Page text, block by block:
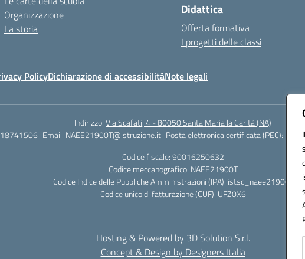
Organizzazione
La storia
Didattica
Offerta formativa
I progetti delle classi
PolicyDichiarazione di accessibilitàNote legali
Indirizzo:Via Scafati, 4 - 80050 Santa Maria la Carità (NA)
Email: NAEE21900T@istruzione.it Posta elettronica certificata (PEC):
Codice fiscale: 90016250632
Codice meccanografico: NAEE21900T
Codice Indice delle Pubbliche Amministrazioni (IPA): istsc_naee21900t
Codice unico di fatturazione (CUF): UFZ0X6
Hosting & Powered by 3D Solution S.r.l.
Concept & Design by Designers Italia